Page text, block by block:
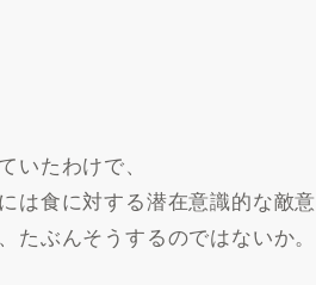
いたわけで、
は食に対する潜在意識的な敵
ぶんそうするのではないか。